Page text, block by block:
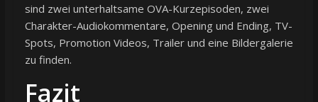
sind zwei unterhaltsame OVA-Kurzepisoden, zwei
Charakter-Audiokommentare, Opening und Ending, TV-
Spots, Promotion Videos, Trailer und eine Bildergalerie
zu finden.
Fazit